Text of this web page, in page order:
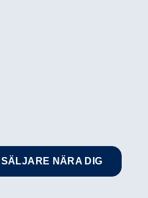
NÄRA DIG